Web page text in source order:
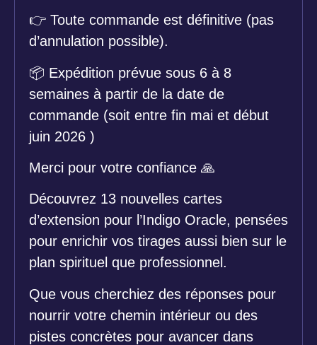
👉 Toute commande est définitive (pas
d’annulation possible).
📦 Expédition prévue sous 6 à 8
semaines à partir de la date de
commande (soit entre fin mai et début
juin 2026 )
Merci pour votre confiance 🙏
Découvrez 13 nouvelles cartes
d’extension pour l’Indigo Oracle, pensées
pour enrichir vos tirages aussi bien sur le
plan spirituel que professionnel.
Que vous cherchiez des réponses pour
nourrir votre chemin intérieur ou des
pistes concrètes pour avancer dans